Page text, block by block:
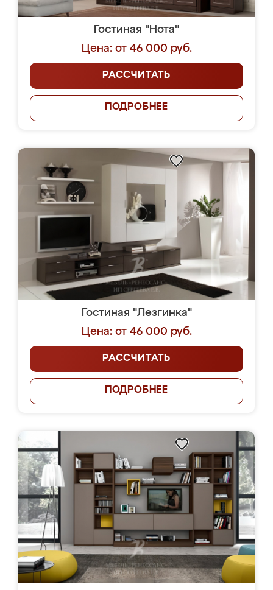
Гостиная "Нота"
Цена: от 46 000 руб.
РАССЧИТАТЬ
ПОДРОБНЕЕ
Гостиная "Лезгинка"
Цена: от 46 000 руб.
РАССЧИТАТЬ
ПОДРОБНЕЕ